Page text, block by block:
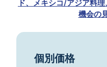
ド、メキシコ/アジア料
機会の
個別価格